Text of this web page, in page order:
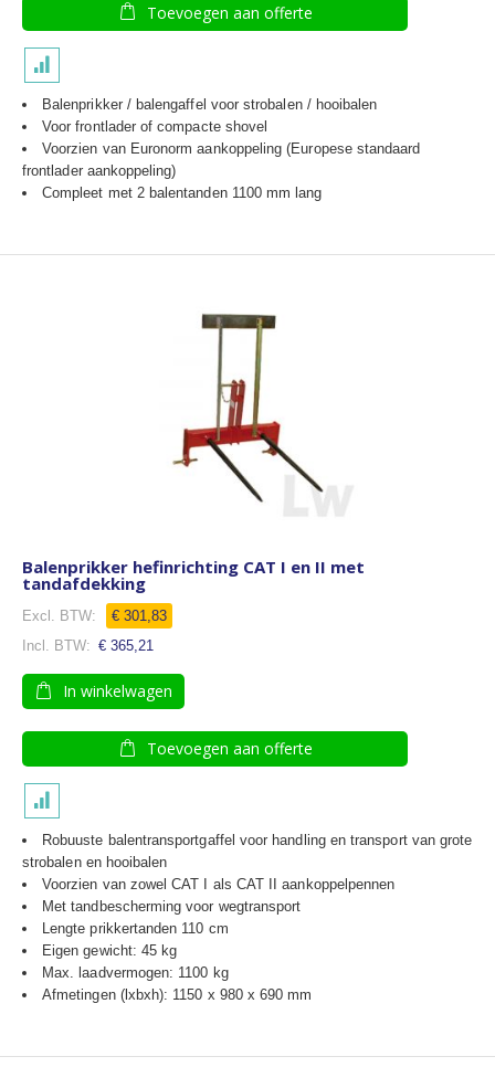
Toevoegen aan offerte
Balenprikker / balengaffel voor strobalen / hooibalen
Voor frontlader of compacte shovel
Voorzien van Euronorm aankoppeling (Europese standaard
frontlader aankoppeling)
Compleet met 2 balentanden 1100 mm lang
Balenprikker hefinrichting CAT I en II met
tandafdekking
€ 301,83
€ 365,21
In winkelwagen
Toevoegen aan offerte
Robuuste balentransportgaffel voor handling en transport van grote
strobalen en hooibalen
Voorzien van zowel CAT I als CAT II aankoppelpennen
Met tandbescherming voor wegtransport
Lengte prikkertanden 110 cm
Eigen gewicht: 45 kg
Max. laadvermogen: 1100 kg
Afmetingen (lxbxh): 1150 x 980 x 690 mm